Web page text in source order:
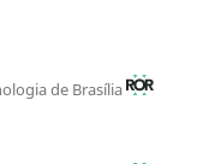
de Brasília